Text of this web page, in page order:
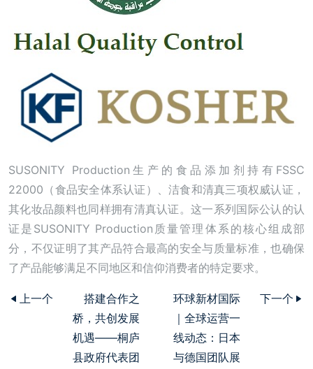
SUSONITY Production生产的食品添加剂持有FSSC
22000（食品安全体系认证）、洁食和清真三项权威认证，
其化妆品颜料也同样拥有清真认证。这一系列国际公认的认
证是SUSONITY Production质量管理体系的核心组成部
分，不仅证明了其产品符合最高的安全与质量标准，也确保
了产品能够满足不同地区和信仰消费者的特定要求。
上一个
搭建合作之
桥，共创发展
机遇——桐庐
县政府代表团
环球新材国际
｜全球运营一
线动态：日本
与德国团队展
下一个